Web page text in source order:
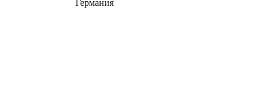
Германия